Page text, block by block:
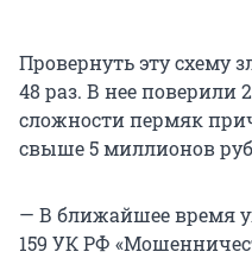
Провернуть эту схему
48 раз. В нее поверили
сложности пермяк
свыше 5 миллионов
— В ближайшее время
159 УК РФ